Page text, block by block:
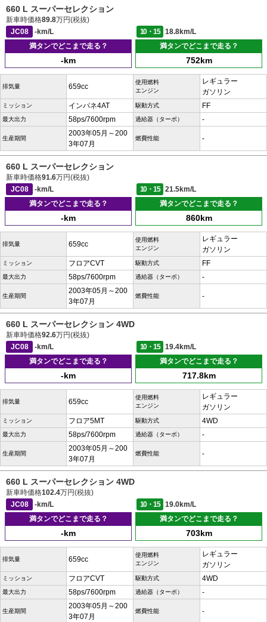
660 L スーパーセレクション
新車時価格89.8万円(税抜)
JC08
-km/L 10・15
18.8km/L
満タンでどこまで走る？
-km
満タンでどこまで走る？
752km
排気量 659cc
使用燃料
エンジン
レギュラー
ガソリン
ミッション インパネ4AT 駆動方式 FF
最大出力 58ps/7600rpm 過給器（ターボ） -
生産期間
2003年05月～200
3年07月
燃費性能 -
660 L スーパーセレクション
新車時価格91.6万円(税抜)
JC08
-km/L 10・15
21.5km/L
満タンでどこまで走る？
-km
満タンでどこまで走る？
860km
排気量 659cc
使用燃料
エンジン
レギュラー
ガソリン
ミッション フロアCVT 駆動方式 FF
最大出力 58ps/7600rpm 過給器（ターボ） -
生産期間
2003年05月～200
3年07月
燃費性能 -
660 L スーパーセレクション 4WD
新車時価格92.6万円(税抜)
JC08
-km/L 10・15
19.4km/L
満タンでどこまで走る？
-km
満タンでどこまで走る？
717.8km
排気量 659cc
使用燃料
エンジン
レギュラー
ガソリン
ミッション フロア5MT 駆動方式 4WD
最大出力 58ps/7600rpm 過給器（ターボ） -
生産期間
2003年05月～200
3年07月
燃費性能 -
660 L スーパーセレクション 4WD
新車時価格102.4万円(税抜)
JC08
-km/L 10・15
19.0km/L
満タンでどこまで走る？
-km
満タンでどこまで走る？
703km
排気量 659cc
使用燃料
エンジン
レギュラー
ガソリン
ミッション フロアCVT 駆動方式 4WD
最大出力 58ps/7600rpm 過給器（ターボ） -
生産期間
2003年05月～200
3年07月
燃費性能 -